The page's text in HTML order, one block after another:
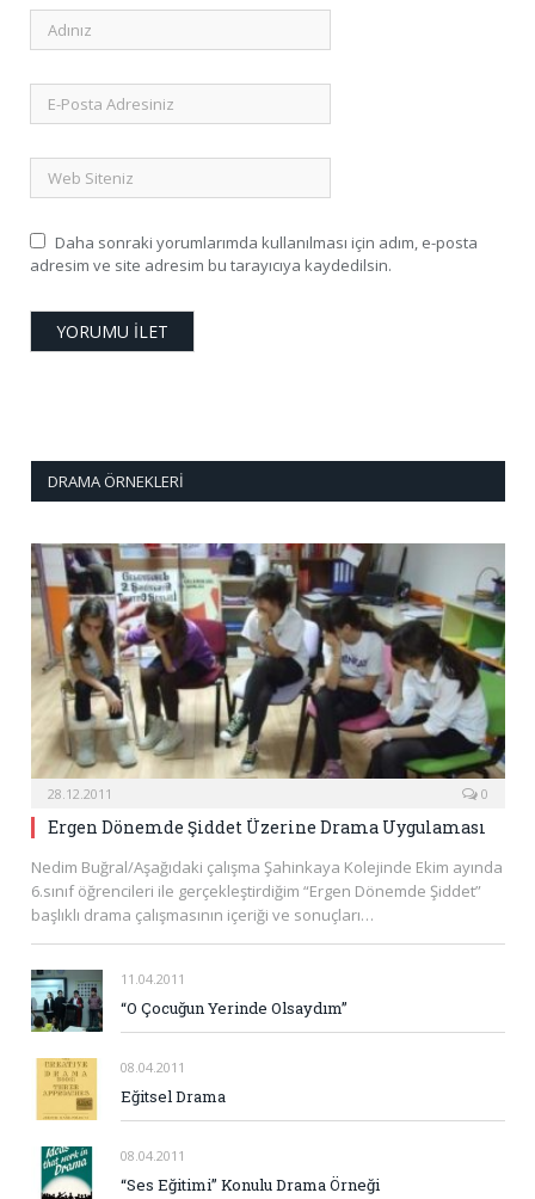
Daha sonraki yorumlarımda kullanılması için adım, e-posta
adresim ve site adresim bu tarayıcıya kaydedilsin.
DRAMA ÖRNEKLERI
28.12.2011 0
Ergen Dönemde Şiddet Üzerine Drama Uygulaması
Nedim Buğral/Aşağıdaki çalışma Şahinkaya Kolejinde Ekim ayında
6.sınıf öğrencileri ile gerçekleştirdiğim “Ergen Dönemde Şiddet”
başlıklı drama çalışmasının içeriği ve sonuçları…
11.04.2011
“O Çocuğun Yerinde Olsaydım”
08.04.2011
Eğitsel Drama
08.04.2011
“Ses Eğitimi” Konulu Drama Örneği